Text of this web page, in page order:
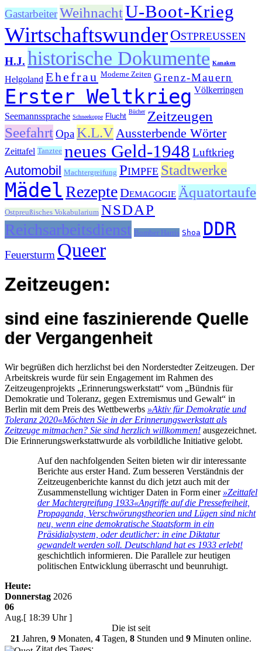
GastarbeiterWeihnachtU-Boot-Krieg
WirtschaftswunderOstpreußen
H.J. historische Dokumente Kanaken
Helgoland Ehefrau Moderne Zeiten Grenz-Mauern
Erster Weltkrieg Völkerringen
Seemannssprache Schneekoppe Flucht
Bücher Zeitzeugen
SeefahrtOpaK.L.V Aussterbende Wörter
Zeittafel Tanztee neues Geld-1948 Luftkrieg
Automobil Machtergreifung Pimpfe Stadtwerke
MädelRezepteDemagogie Äquatortaufe
Ostpreußisches Vokabularium NSDAP
Reichsarbeitsdienst Bomber Harris Shoa DDR
Feuersturm Queer
Zeitzeugen:
sind eine faszinierende Quelle
der Vergangenheit
Wir begrüßen dich herzlichst bei den Norderstedter Zeitzeugen. Der
Arbeitskreis wurde für sein Engagement im Rahmen des
Zeitzeugenprojekts „Erinnerungswerkstatt“ vom „Bündnis für
Demokratie und Toleranz, gegen Extremismus und Gewalt“ in
Berlin mit dem Preis des Wettbewerbs »Aktiv für Demokratie und
Toleranz 2020«Möchten Sie in der Erinnerungswerkstatt als
Zeitzeuge mitmachen? Sie sind herzlich willkommen! ausgezeichnet.
Die Erinnerungswerkstattwurde als vorbildliche Initiative gelobt.
Auf den nachfolgenden Seiten bieten wir dir interessante
Berichte aus erster Hand. Zum besseren Verständnis der
Zeitzeugenberichte kannst du dich jetzt auch mit der
Zusammenstellung wichtiger Daten in Form einer »Zeittafel
der Machtergreifung 1933«Angriffe auf die Pressefreiheit,
Propaganda, Verschwörungstheorien und Lügen sind nicht
neu, wenn eine demokratische Staatsform in ein
Präsidialsystem, oder deutlicher: in eine Diktatur
gewandelt werden soll. Deutschland hat es 1933 erlebt!
geschichtlich informieren. Die Parallele zur heutigen
politischen Entwicklung überrascht und beunruhigt.
Heute:
Donnerstag 2026
06
Aug.[ 18:39 Uhr ]
Die ist seit
21 Jahren, 9 Monaten, 4 Tagen, 8 Stunden und 9 Minuten online.
Zitat des Tages: